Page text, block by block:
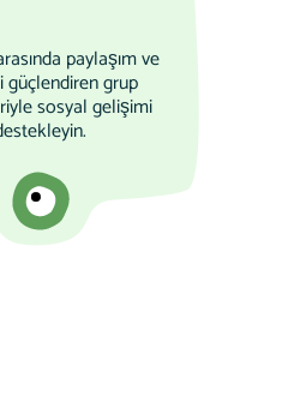
paylaşım ve
güçlendiren grup
sosyal gelişimi